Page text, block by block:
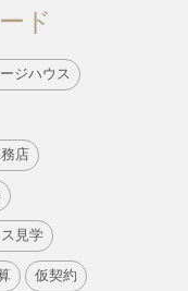
ド
ジハウス
店
見学
仮契約